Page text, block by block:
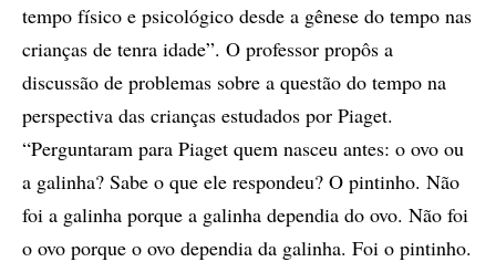
tempo físico e psicológico desde a gênese do tempo nas
crianças de tenra idade”. O professor propôs a
discussão de problemas sobre a questão do tempo na
perspectiva das crianças estudados por Piaget.
“Perguntaram para Piaget quem nasceu antes: o ovo ou
a galinha? Sabe o que ele respondeu? O pintinho. Não
foi a galinha porque a galinha dependia do ovo. Não foi
o ovo porque o ovo dependia da galinha. Foi o pintinho.